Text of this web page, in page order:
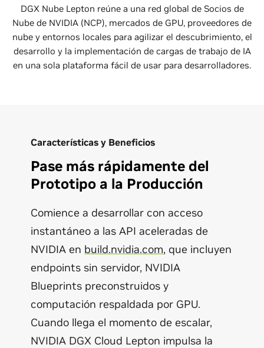
DGX Nube Lepton reúne a una red global de Socios de
Nube de NVIDIA (NCP), mercados de GPU, proveedores de
nube y entornos locales para agilizar el descubrimiento, el
desarrollo y la implementación de cargas de trabajo de IA
en una sola plataforma fácil de usar para desarrolladores.
Características y Beneficios
Pase más rápidamente del
Prototipo a la Producción
Comience a desarrollar con acceso
instantáneo a las API aceleradas de
NVIDIA en build.nvidia.com, que incluyen
endpoints sin servidor, NVIDIA
Blueprints preconstruidos y
computación respaldada por GPU.
Cuando llega el momento de escalar,
NVIDIA DGX Cloud Lepton impulsa la